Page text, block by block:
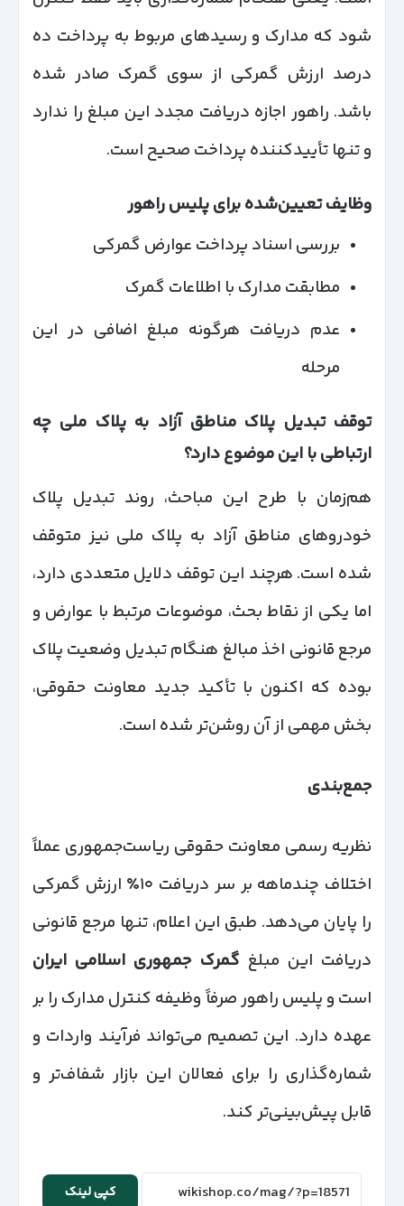
شود که مدارک و رسیدهای مربوط به پرداخت ده
درصد ارزش گمرکی از سوی گمرک صادر شده
باشد. راهور اجازه دریافت مجدد این مبلغ را ندارد
و تنها تأییدکننده پرداخت صحیح است.
وظایف تعیین‌شده برای پلیس راهور
بررسی اسناد پرداخت عوارض گمرکی
مطابقت مدارک با اطلاعات گمرک
عدم دریافت هرگونه مبلغ اضافی در این
مرحله
توقف تبدیل پلاک مناطق آزاد به پلاک ملی چه
ارتباطی با این موضوع دارد؟
هم‌زمان با طرح این مباحث، روند تبدیل پلاک
خودروهای مناطق آزاد به پلاک ملی نیز متوقف
شده است. هرچند این توقف دلایل متعددی دارد،
اما یکی از نقاط بحث، موضوعات مرتبط با عوارض و
مرجع قانونی اخذ مبالغ هنگام تبدیل وضعیت پلاک
بوده که اکنون با تأکید جدید معاونت حقوقی،
بخش مهمی از آن روشن‌تر شده است.
جمع‌بندی
نظریه رسمی معاونت حقوقی ریاست‌جمهوری عملاً
اختلاف چندماهه بر سر دریافت ۱۰٪ ارزش گمرکی
را پایان می‌دهد. طبق این اعلام، تنها مرجع قانونی
دریافت این مبلغ گمرک جمهوری اسلامی ایران
است و پلیس راهور صرفاً وظیفه کنترل مدارک را بر
عهده دارد. این تصمیم می‌تواند فرآیند واردات و
شماره‌گذاری را برای فعالان این بازار شفاف‌تر و
قابل پیش‌بینی‌تر کند.
کپی لینک